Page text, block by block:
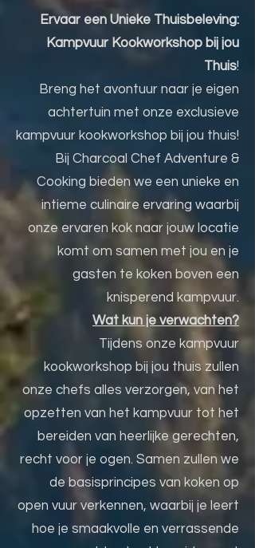
Ervaar een Unieke Thuisbeleving:
Kampvuur Kookworkshop bij jou
Thuis!
Breng het avontuur naar je eigen
achtertuin met onze exclusieve
kampvuur kookworkshop bij jou thuis!
Bij Charcoal Chef Adventure &
Cooking bieden we een unieke en
intieme culinaire ervaring waarbij
onze ervaren kok naar jouw locatie
komt om samen met jou en je
gasten te koken boven een
knisperend kampvuur.
Wat kun je verwachten?
Tijdens onze kampvuur
kookworkshop bij jou thuis zullen
onze chefs alles verzorgen, van het
opzetten van het kampvuur tot het
bereiden van heerlijke gerechten,
recht voor je ogen. Samen zullen we
de basisprincipes van koken op
open vuur verkennen, waarbij je leert
hoe je smaakvolle en verrassende